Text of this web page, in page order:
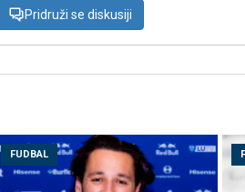
Pridruži se diskusiji
FUDBAL